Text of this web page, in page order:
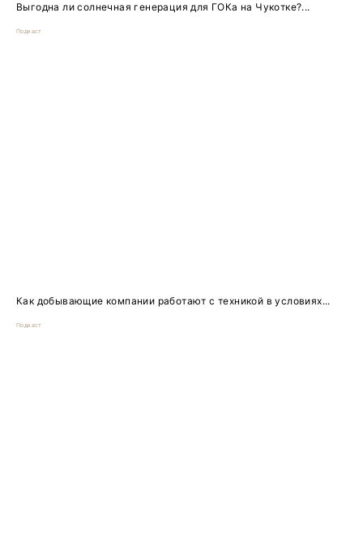
Выгодна ли солнечная генерация для ГОКа на Чукотке?...
Подкаст
Как добывающие компании работают с техникой в условиях...
Подкаст